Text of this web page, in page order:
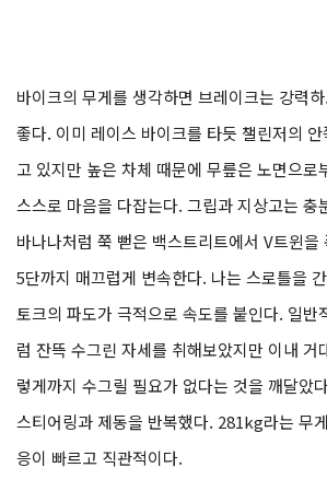
바이크의 무게를 생각하면 브레이크는 강력
좋다. 이미 레이스 바이크를 타듯 챌린저의
고 있지만 높은 차체 때문에 무릎은 노면으로
스스로 마음을 다잡는다. 그립과 지상고는 충
바나나처럼 쭉 뻗은 백스트리트에서 V트윈
5단까지 매끄럽게 변속한다. 나는 스로틀을
토크의 파도가 극적으로 속도를 붙인다. 일반
럼 잔뜩 수그린 자세를 취해보았지만 이내 거
렇게까지 수그릴 필요가 없다는 것을 깨달았
스티어링과 제동을 반복했다. 281kg라는 무
응이 빠르고 직관적이다.